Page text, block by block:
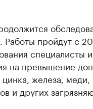
Работы пройдут с
специалисты
на превышение
железа,
и других